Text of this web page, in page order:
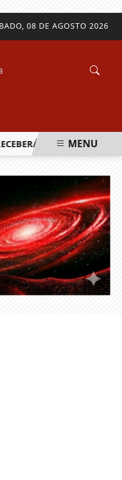
08 DE AGOSTO 2026
MAIS DE 120MENU